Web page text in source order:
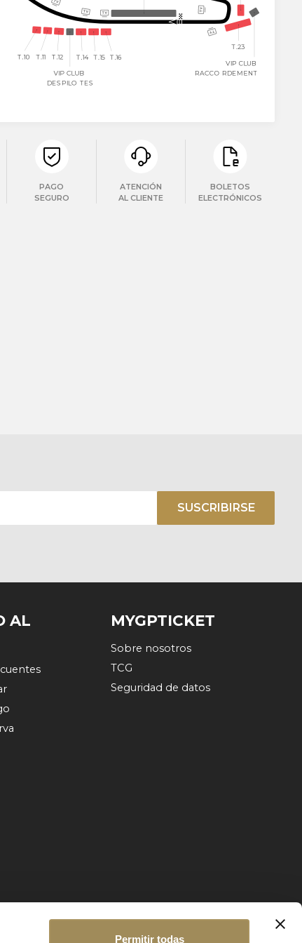
Permitir todas
PAGO
SEGURO
ATENCIÓN
AL CLIENTE
BOLETOS
ELECTRÓNICOS
SUSCRIBIRSE
AL
MYGPTICKET
Sobre nosotros
TCG
Seguridad de datos